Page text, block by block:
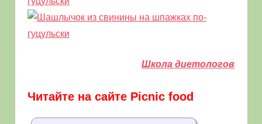
Школа диетологов
Читайте на сайте Picnic food